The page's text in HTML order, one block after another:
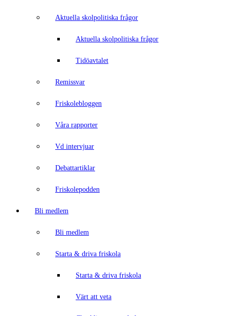
Aktuella skolpolitiska frågor
Aktuella skolpolitiska frågor
Tidöavtalet
Remissvar
Friskolebloggen
Våra rapporter
Vd intervjuar
Debattartiklar
Friskolepodden
Bli medlem
Bli medlem
Starta & driva friskola
Starta & driva friskola
Värt att veta